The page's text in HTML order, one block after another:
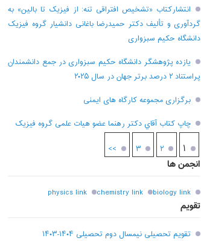
انتشارکتاب «تشخیص افتراقی تنه: از فیزیک تا بالین» به
گردآوری و تألیف دکتر حمیدرضا باغانی دانشیار گروه فیزیک
دانشگاه حکیم سبزواری
یازده پژوهشگر دانشگاه حکیم سبزواری در جمع دانشمندان
پراستناد ۲ درصد برتر جهان در سال ۲۰۲۵
برگزاری مجموعه کارگاه های ایمنی
چاپ کتاب آقاي دکتر رهنما عضو هیات علمی گروه فیزیک
۱ ۲ ۳ >>
انجمن ها
biology link
chemistry link
physics link
تقویم
تقویم تحصیلی نیمسال دوم تحصیلی ۱۴۰۴-۱۴۰۳